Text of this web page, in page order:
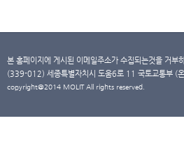
본 홈페이지에 게시된 이메일주소가 수집되는것을 거
(339-012) 세종특별자치시 도움6로 11 국토교통부
copyright@2014 MOLIT All rights reserved.